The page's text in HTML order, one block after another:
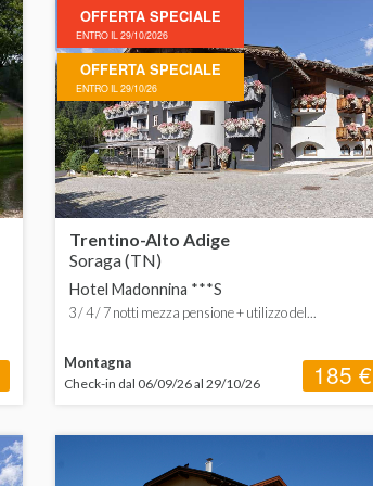
OFFERTA SPECIALE
ENTRO IL 29/10/2026
OFFERTA SPECIALE
ENTRO IL 29/10/26
Trentino-Alto Adige
Soraga (TN)
Hotel Madonnina ***S
3 / 4 / 7 notti mezza pensione + utilizzo del...
Montagna
Check-in dal 06/09/26 al 29/10/26 185 €